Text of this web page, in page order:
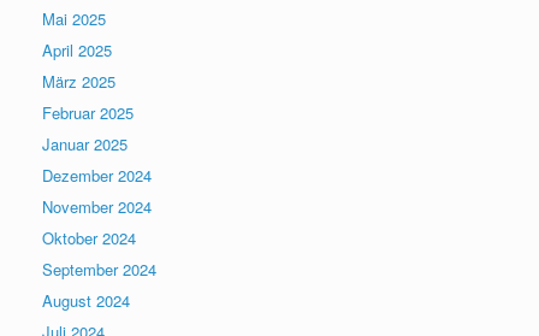
Mai 2025
April 2025
März 2025
Februar 2025
Januar 2025
Dezember 2024
November 2024
Oktober 2024
September 2024
August 2024